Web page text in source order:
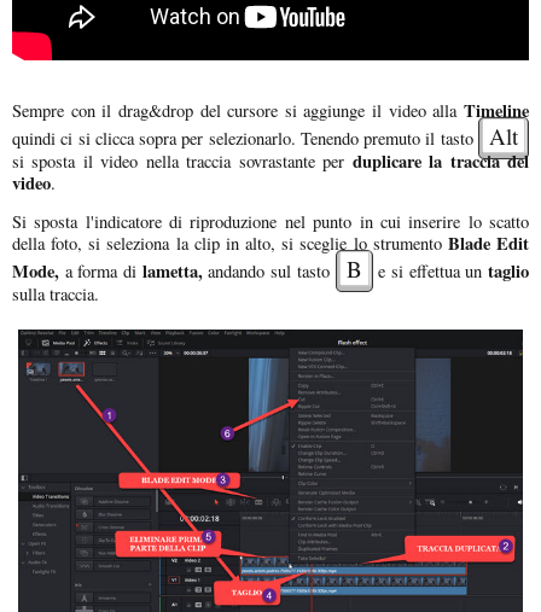
Sempre con il drag&drop del cursore si aggiunge il video alla Timeline
quindi ci si clicca sopra per selezionarlo. Tenendo premuto il tasto Alt
si sposta il video nella traccia sovrastante per duplicare la traccia del
video.
Si sposta l'indicatore di riproduzione nel punto in cui inserire lo scatto
della foto, si seleziona la clip in alto, si sceglie lo strumentoBlade Edit
Mode, a forma di lametta,andando sul tasto B e si effettua untaglio
sulla traccia.